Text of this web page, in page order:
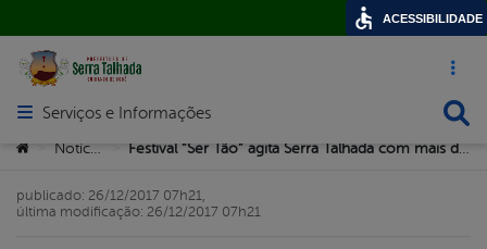
Acesso
Abrir menu principal de navegação
Serviços e Informações
Você está aqui:
> Notícias >
publicado: 26/12/2017 07h21,
última modificação: 26/12/2017 07h21
ACESSIBILIDADE